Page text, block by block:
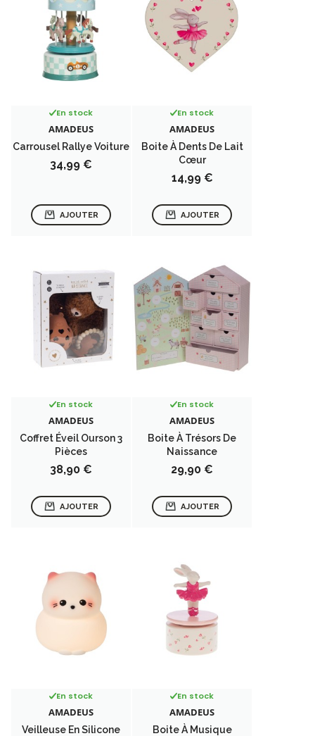
En stock
AMADEUS
Carrousel Rallye Voiture
Prix
34,99 €
AJOUTER
En stock
AMADEUS
Boite À Dents De Lait
Cœur
Prix
14,99 €
AJOUTER
En stock
AMADEUS
Coffret Éveil Ourson 3
Pièces
Prix
38,90 €
AJOUTER
En stock
AMADEUS
Boite À Trésors De
Naissance
Prix
29,90 €
AJOUTER
En stock
AMADEUS
Veilleuse En Silicone
En stock
AMADEUS
Boite À Musique